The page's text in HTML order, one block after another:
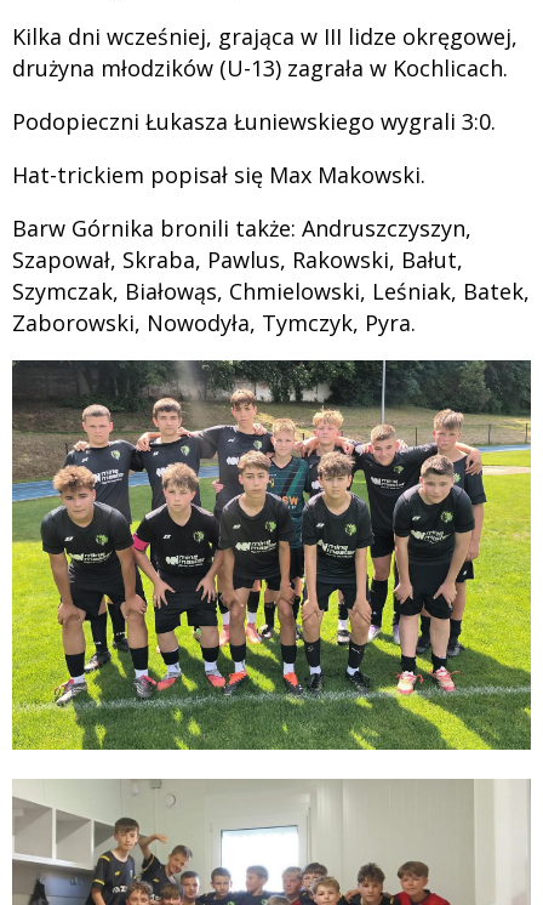
Kilka dni wcześniej, grająca w III lidze okręgowej,
drużyna młodzików (U-13) zagrała w Kochlicach.
Podopieczni Łukasza Łuniewskiego wygrali 3:0.
Hat-trickiem popisał się Max Makowski.
Barw Górnika bronili także: Andruszczyszyn,
Szapował, Skraba, Pawlus, Rakowski, Bałut,
Szymczak, Białowąs, Chmielowski, Leśniak, Batek,
Zaborowski, Nowodyła, Tymczyk, Pyra.